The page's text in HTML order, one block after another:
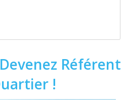
Devenez Référent
!